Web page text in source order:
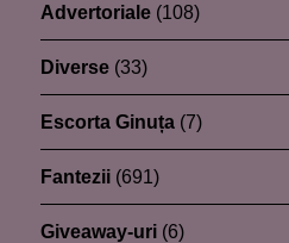
Advertoriale (108)
Diverse (33)
Escorta Ginuța (7)
Fantezii (691)
Giveaway-uri (6)